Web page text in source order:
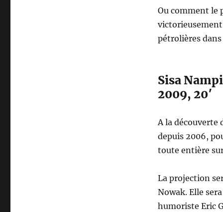
Ou comment le
pétrolières
Sisa
2009, 20′
A la découverte
depuis 2006,
toute entière
La projection
Nowak. Elle
humoriste Eric